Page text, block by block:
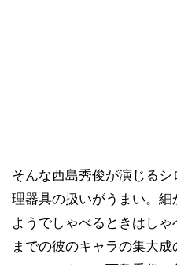
そんな西島秀俊が演じる
理器具の扱いがうまい。
ようでしゃべるときはし
までの彼のキャラの集大